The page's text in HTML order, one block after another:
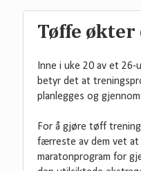
Tøffe økter
Inne i uke 20 av et 26-
betyr det at
planlegges og
For å gjøre tøff
færreste av dem vet at
maratonprogram for